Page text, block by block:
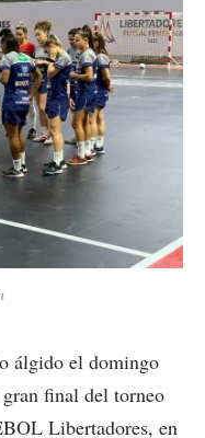
álgido el domingo
final del torneo
Libertadores, en